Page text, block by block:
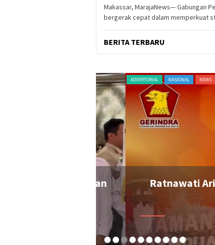
Makassar, MarajaNews— Gabungan
bergerak cepat dalam memperkuat
BERITA TERBARU
ADVERTORIAL NASIONAL NEWS ORGANISASI
Ratnawati Arif